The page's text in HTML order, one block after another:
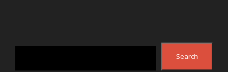
Search
Search